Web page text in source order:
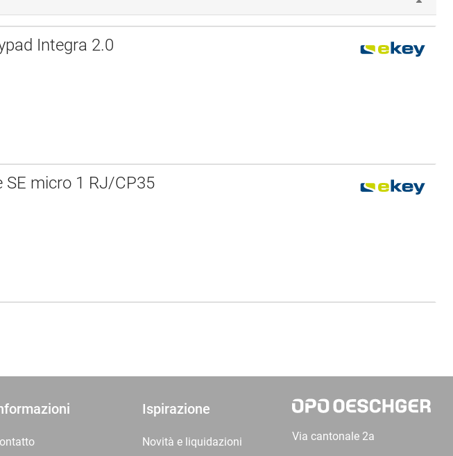
Integra 2.0
SE micro 1 RJ/CP35
Ispirazione
Novità e liquidazioni
Via cantonale 2a